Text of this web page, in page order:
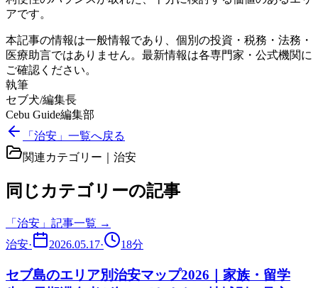
アです。
本記事の情報は一般情報であり、個別の投資・税務・法務・
医療助言ではありません。最新情報は各専門家・公式機関に
ご確認ください。
執筆
セブ犬/編集長
Cebu Guide編集部
「治安」一覧へ戻る
関連カテゴリー｜ 治安
同じカテゴリーの記事
「 治安 」記事一覧 →
治安· 2026.05.17· 18分
セブ島のエリア別治安マップ2026｜家族・留学